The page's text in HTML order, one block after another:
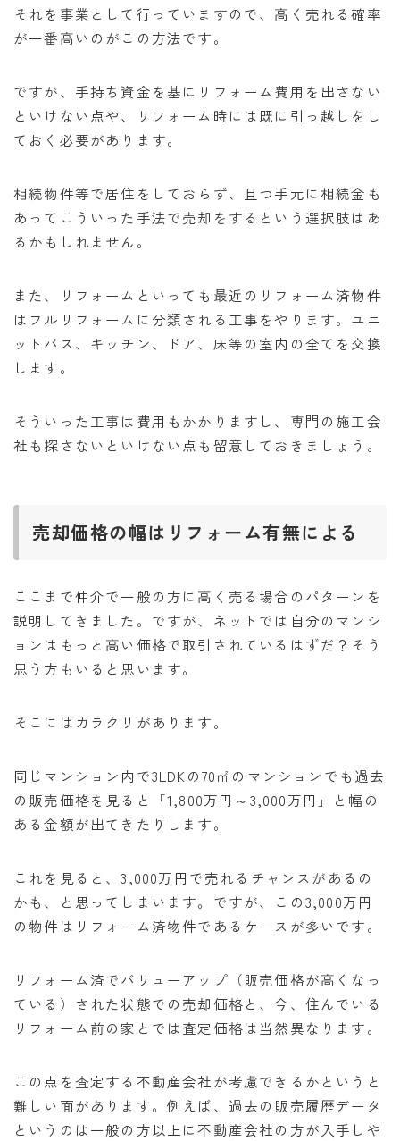
それを事業として行っていますので、高く売れる確率
が一番高いのがこの方法です。
ですが、手持ち資金を基にリフォーム費用を出さない
といけない点や、リフォーム時には既に引っ越しをし
ておく必要があります。
相続物件等で居住をしておらず、且つ手元に相続金も
あってこういった手法で売却をするという選択肢はあ
るかもしれません。
また、リフォームといっても最近のリフォーム済物件
はフルリフォームに分類される工事をやります。ユニ
ットバス、キッチン、ドア、床等の室内の全てを交換
します。
そういった工事は費用もかかりますし、専門の施工会
社も探さないといけない点も留意しておきましょう。
売却価格の幅はリフォーム有無による
ここまで仲介で一般の方に高く売る場合のパターンを
説明してきました。ですが、ネットでは自分のマンシ
ョンはもっと高い価格で取引されているはずだ？そう
思う方もいると思います。
そこにはカラクリがあります。
同じマンション内で3LDKの70㎡のマンションでも過去
の販売価格を見ると「1,800万円～3,000万円」と幅の
ある金額が出てきたりします。
これを見ると、3,000万円で売れるチャンスがあるの
かも、と思ってしまいます。ですが、この3,000万円
の物件はリフォーム済物件であるケースが多いです。
リフォーム済でバリューアップ（販売価格が高くなっ
ている）された状態での売却価格と、今、住んでいる
リフォーム前の家とでは査定価格は当然異なります。
この点を査定する不動産会社が考慮できるかというと
難しい面があります。例えば、過去の販売履歴データ
というのは一般の方以上に不動産会社の方が入手しや